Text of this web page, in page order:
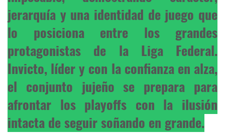
jerarquía y una identidad de juego que
lo posiciona entre los grandes
protagonistas de la Liga Federal.
Invicto, líder y con la confianza en alza,
el conjunto jujeño se prepara para
afrontar los playoffs con la ilusión
intacta de seguir soñando en grande.